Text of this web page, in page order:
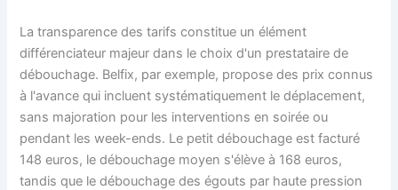
La transparence des tarifs constitue un élément
différenciateur majeur dans le choix d'un prestataire de
débouchage. Belfix, par exemple, propose des prix connus
à l'avance qui incluent systématiquement le déplacement,
sans majoration pour les interventions en soirée ou
pendant les week-ends. Le petit débouchage est facturé
148 euros, le débouchage moyen s'élève à 168 euros,
tandis que le débouchage des égouts par haute pression